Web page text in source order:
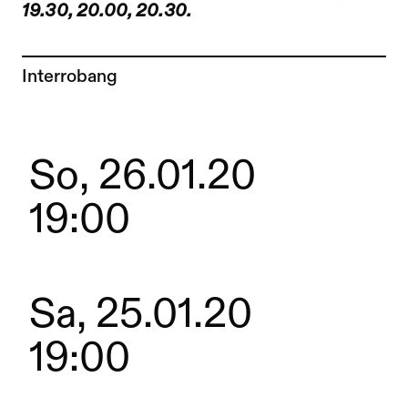
19.30, 20.00, 20.30.
Zur Künstler*in-Seite von
Interrobang
So, 26.01.20
19:00
Sa, 25.01.20
19:00